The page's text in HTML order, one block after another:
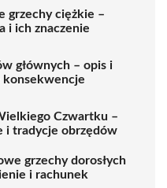
grzechy ciężkie –
i ich znaczenie
głównych – opis i
konsekwencje
Czwartku –
i tradycje obrzędów
grzechy dorosłych
i rachunek